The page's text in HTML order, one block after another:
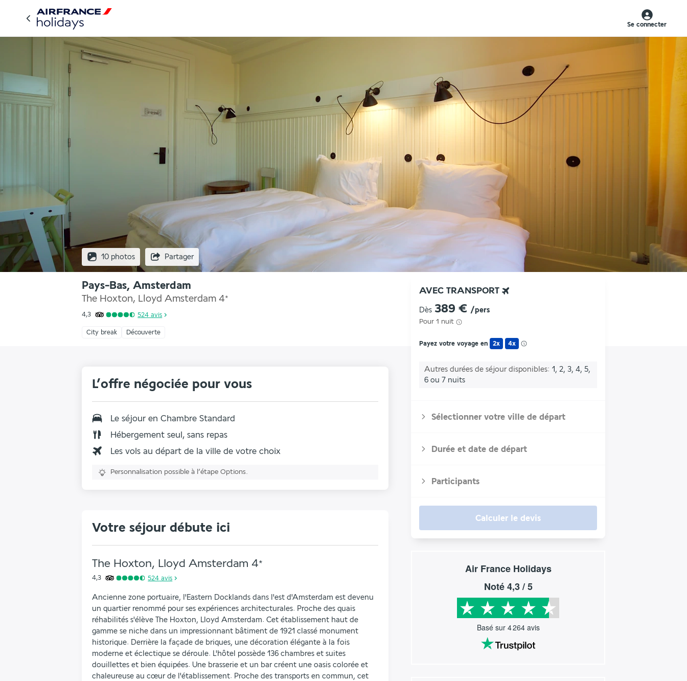
Se connecter
10 photos Partager
Pays-Bas, Amsterdam
The Hoxton, Lloyd Amsterdam 4*
4,3 524 avis
City break Découverte
AVEC TRANSPORT
Dès 389 € /pers
Pour 1 nuit
Payez votre voyage en 2x 4x
Autres durées de séjour disponibles 1, 2, 3, 4, 5,
6 ou 7 nuits
Sélectionner votre ville de départ
Durée et date de départ
Participants
Calculer le devis
Air France Holidays
Noté4,3/ 5
Basé sur 4 264avis
L’offre négociée pour vous
Le séjour en Chambre Standard
Hébergement seul, sans repas
Les vols au départ de la ville de votre choix
Personnalisation possible à l’étape Options.
Votre séjour débute ici
The Hoxton, Lloyd Amsterdam 4*
4,3 524 avis
Ancienne zone portuaire, l'Eastern Docklands dans l'est d'Amsterdam est devenu
un quartier renommé pour ses expériences architecturales. Proche des quais
réhabilités s'élève The Hoxton, Lloyd Amsterdam. Cet établissement haut de
gamme se niche dans un impressionnant bâtiment de 1921 classé monument
historique. Derrière la façade de briques, une décoration élégante à la fois
moderne et éclectique se déroule. L'hôtel possède 136 chambres et suites
douillettes et bien équipées. Une brasserie et un bar créent une oasis colorée et
chaleureuse au cœur de l'établissement. Proche des transports en commun, cet